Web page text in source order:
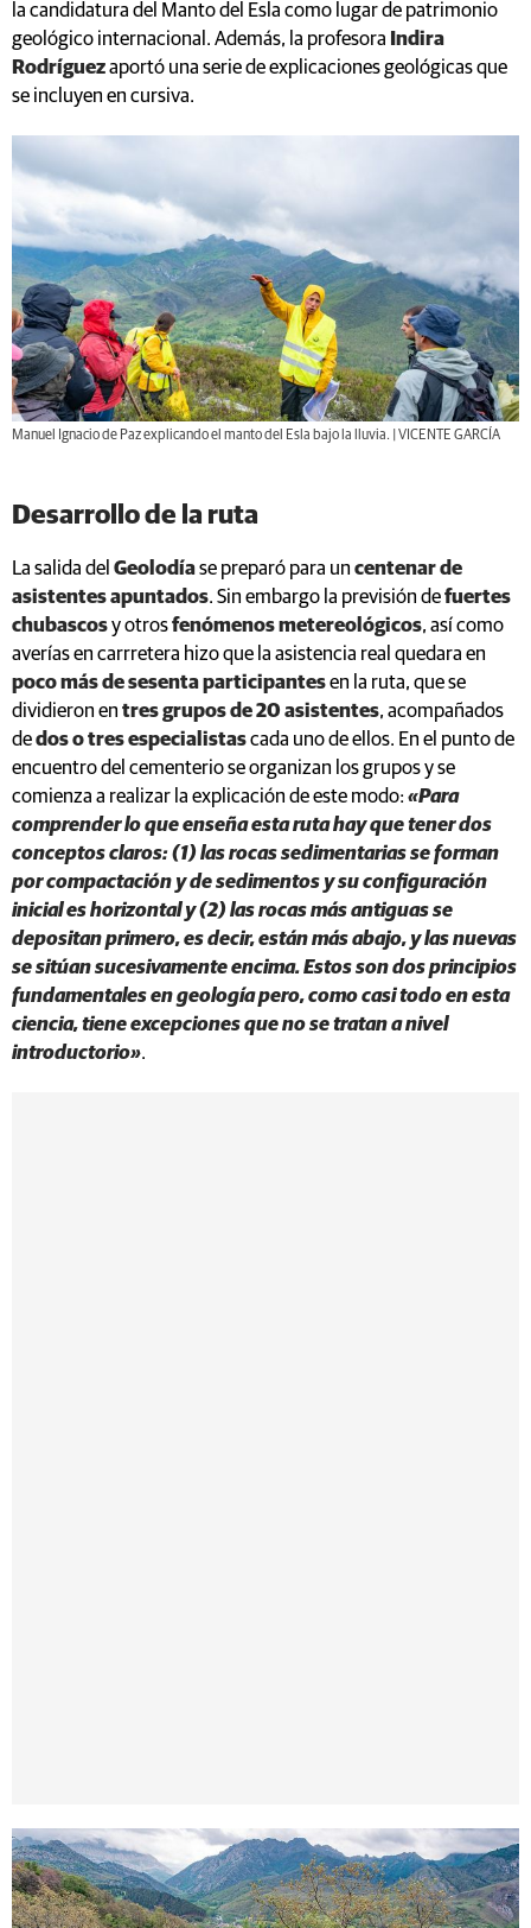
la candidatura del Manto del Esla como lugar de patrimonio
geológico internacional. Además, la profesora Indira
Rodríguezaportó una serie de explicaciones geológicas que
se incluyen en cursiva.
Manuel Ignacio de Paz explicando el manto del Esla bajo la lluvia. | VICENTE GARCÍA
Desarrollo de la ruta
La salida del Geolodíase preparó para un centenar de
asistentes apuntados. Sin embargo la previsión defuertes
chubascosy otrosfenómenos metereológicos, así como
averías en carrretera hizo que la asistencia real quedara en
poco más de sesenta participantesen la ruta, que se
dividieron en tres grupos de 20 asistentes, acompañados
dedos o tres especialistascada uno de ellos. En el punto de
encuentro del cementerio se organizan los grupos y se
comienza a realizar la explicación de este modo: «Para
comprender lo que enseña esta ruta hay que tener dos
conceptos claros: (1) las rocas sedimentarias se forman
por compactación y de sedimentos y su configuración
inicial es horizontal y (2) las rocas más antiguas se
depositan primero, es decir, están más abajo, y las nuevas
se sitúan sucesivamente encima. Estos son dos principios
fundamentales en geología pero, como casi todo en esta
ciencia, tiene excepciones que no se tratan a nivel
introductorio».